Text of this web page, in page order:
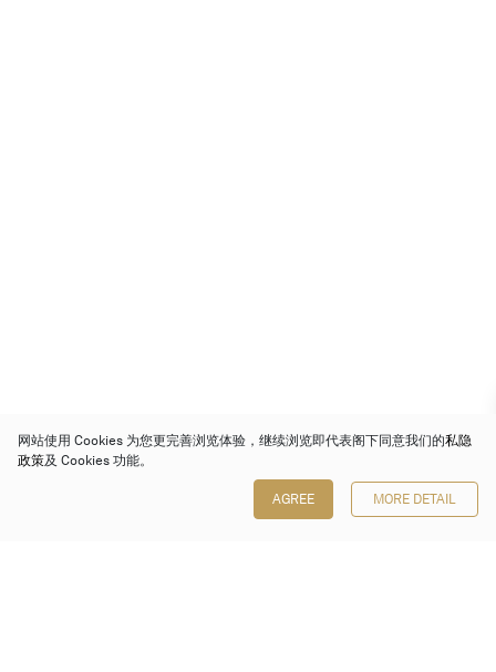
网站使用 Cookies 为您更完善浏览体验，继续浏览即代表阁下同意我们的私隐
政策及 Cookies 功能。
AGREE MORE DETAIL